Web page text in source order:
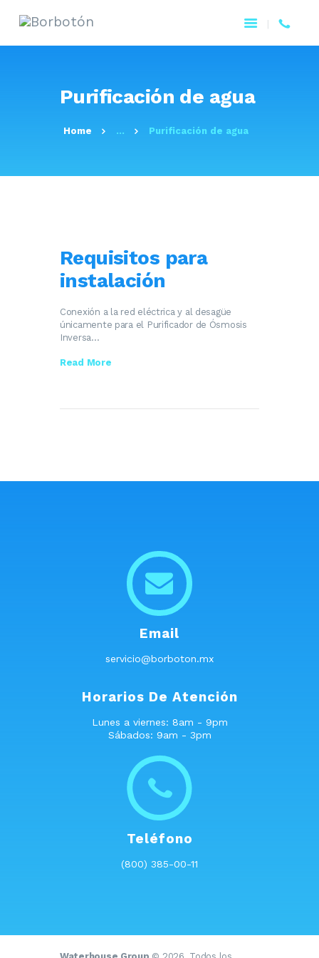
Purificación de agua
Home ... Purificación de agua
Requisitos para
instalación
Conexión a la red eléctrica y al desagüe
únicamente para el Purificador de Ósmosis
Inversa…
Read More
Email
servicio@borboton.mx
Horarios De Atención
Lunes a viernes: 8am - 9pm
Sábados: 9am - 3pm
Teléfono
(800) 385-00-11